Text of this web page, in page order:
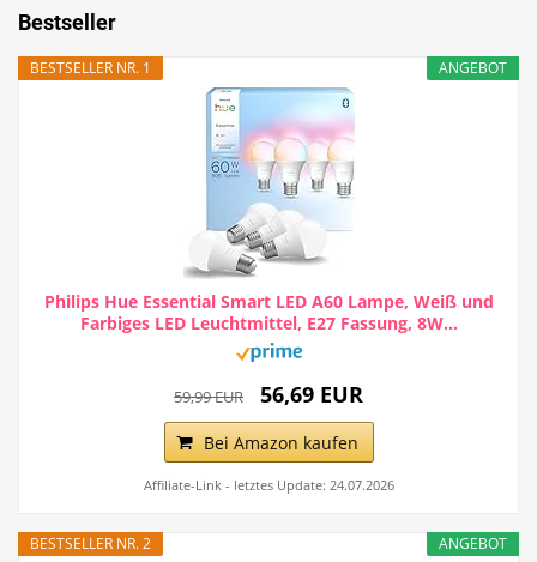
Bestseller
ANGEBOT
BESTSELLER NR. 1
Philips Hue Essential Smart LED A60 Lampe, Weiß und
Farbiges LED Leuchtmittel, E27 Fassung, 8W...
59,99 EUR 56,69 EUR
Bei Amazon kaufen
Affiliate-Link - letztes Update: 24.07.2026
ANGEBOT
BESTSELLER NR. 2